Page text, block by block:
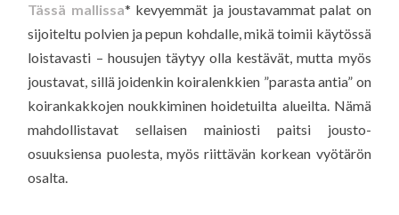
Tässä mallissa* kevyemmät ja joustavammat palat on
sijoiteltu polvien ja pepun kohdalle, mikä toimii käytössä
loistavasti – housujen täytyy olla kestävät, mutta myös
joustavat, sillä joidenkin koiralenkkien ”parasta antia” on
koirankakkojen noukkiminen hoidetuilta alueilta. Nämä
mahdollistavat sellaisen mainiosti paitsi jousto-
osuuksiensa puolesta, myös riittävän korkean vyötärön
osalta.